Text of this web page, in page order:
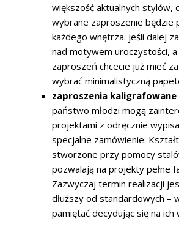
większość aktualnych stylów,
wybrane zaproszenie będzie
każdego wnętrza. jeśli dalej
nad motywem uroczystości,
zaproszeń chcecie już mieć
wybrać minimalistyczną
zaproszenia kaligrafowane
państwo młodzi mogą
projektami z odręcznie
specjalne zamówienie.
stworzone przy pomocy
pozwalają na projekty pełne
Zazwyczaj termin realizacji
dłuższy od standardowych –
pamiętać decydując się na ich